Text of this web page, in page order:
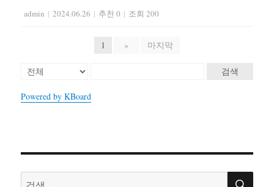
admin | 2024.06.26 | 추천 0 | 조회 200
1 » 마지막
검색
Powered by KBoard
검
검